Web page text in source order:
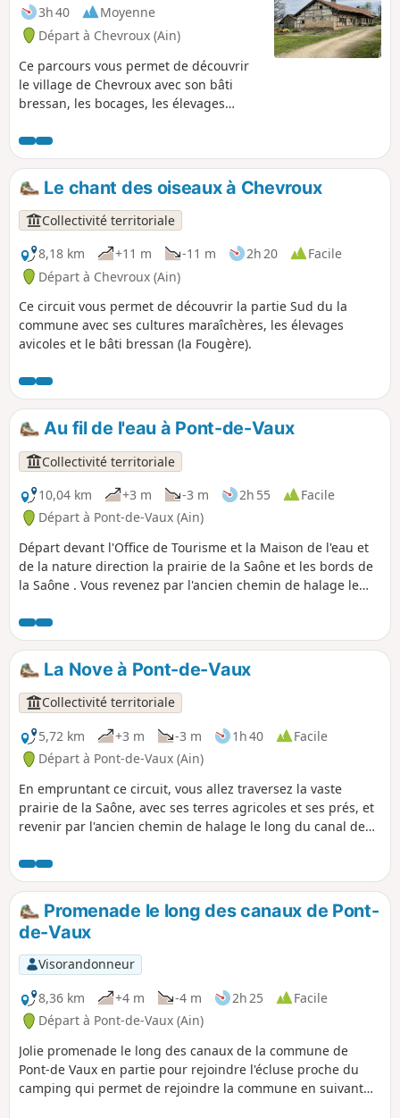
3h 40
Moyenne
Départ à Chevroux (Ain)
Ce parcours vous permet de découvrir
le village de Chevroux avec son bâti
bressan, les bocages, les élevages
la Bourchardière.
Le chant des oiseaux à Chevroux
Collectivité territoriale
8,18 km
+11 m -11 m 2h 20
Facile
Départ à Chevroux (Ain)
Ce circuit vous permet de découvrir la partie Sud du la
commune avec ses cultures maraîchères, les élevages
avicoles et le bâti bressan (la Fougère).
Au fil de l'eau à Pont-de-Vaux
Collectivité territoriale
10,04 km
+3 m -3 m 2h 55
Facile
Départ à Pont-de-Vaux (Ain)
Départ devant l'Office de Tourisme et la Maison de l'eau et
de la nature direction la prairie de la Saône et les bords de
la Saône . Vous revenez par l'ancien chemin de halage le
s'étend perte de vue. Riche en espèces végétales, elle offre
au fil des saisons une succession de couleurs. Lieu
privilégié pour la halte des oiseaux migrateurs, la prairie
résonne de leurs chants.
La Nove à Pont-de-Vaux
Collectivité territoriale
5,72 km
+3 m -3 m 1h 40
Facile
Départ à Pont-de-Vaux (Ain)
En empruntant ce circuit, vous allez traversez la vaste
prairie de la Saône, avec ses terres agricoles et ses prés, et
revenir par l'ancien chemin de halage le long du canal de
Riche en espèces végétales, elle offre au fil des saisons une
succession de couleurs. Lieu privilégié pour la halte des
oiseaux migrateurs, la prairie résonne leurs chants.
Promenade le long des canaux de Pont-
de-Vaux
Visorandonneur
8,36 km
+4 m -4 m 2h 25
Facile
Départ à Pont-de-Vaux (Ain)
Jolie promenade le long des canaux de la commune de
Pont-de Vaux en partie pour rejoindre l'écluse proche du
camping qui permet de rejoindre la commune en suivant